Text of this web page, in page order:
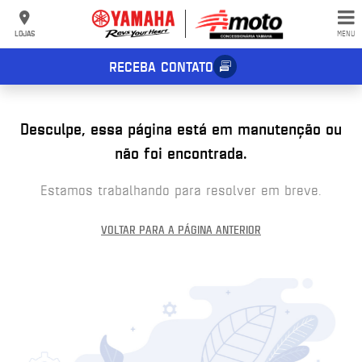
LOJAS MENU
RECEBA CONTATO
Desculpe, essa página está em manutenção ou
não foi encontrada.
Estamos trabalhando para resolver em breve.
VOLTAR PARA A PÁGINA ANTERIOR